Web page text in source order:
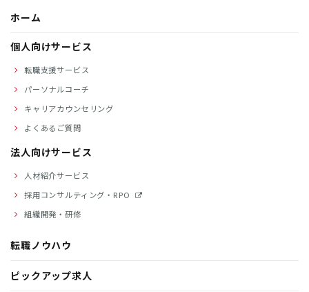
ホーム
個人向けサービス
転職支援サービス
パーソナルコーチ
キャリアカウンセリング
よくあるご質問
法人向けサービス
人材紹介サービス
採用コンサルティング・RPO
組織開発・研修
転職ノウハウ
ピックアップ求人